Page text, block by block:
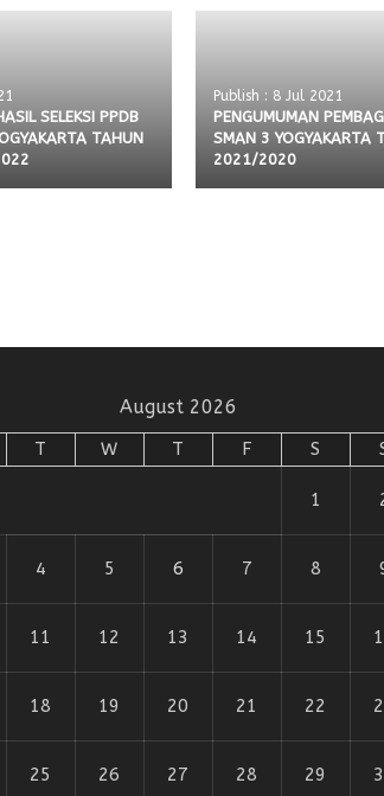
SELEKSI PPDB
TAHUN
Publish : 8 Jul 2021
PENGUMUMAN
SMAN 3 YOGYAKARTA
2021/2020
August 2026
T W T F S
1
4 5 6 7 8
11 12 13 14 15
18 19 20 21 22
25 26 27 28 29